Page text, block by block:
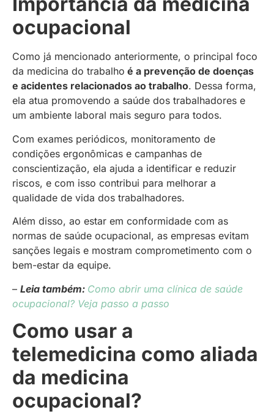
ocupacional
Como já mencionado anteriormente, o principal foco
da medicina do trabalho é a prevenção de doenças
e acidentes relacionados ao trabalho. Dessa forma,
ela atua promovendo a saúde dos trabalhadores e
um ambiente laboral mais seguro para todos.
Com exames periódicos, monitoramento de
condições ergonômicas e campanhas de
conscientização, ela ajuda a identificar e reduzir
riscos, e com isso contribui para melhorar a
qualidade de vida dos trabalhadores.
Além disso, ao estar em conformidade com as
normas de saúde ocupacional, as empresas evitam
sanções legais e mostram comprometimento com o
bem-estar da equipe.
– Leia também: Como abrir uma clínica de saúde
ocupacional? Veja passo a passo
Como usar a
telemedicina como aliada
da medicina
ocupacional?